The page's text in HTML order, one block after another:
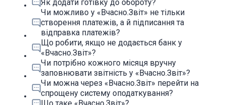
Як додати готівку до обороту?
Чи можливо у «Вчасно.Звіт» не тільки
створення платежів, а й підписання та
відправка платежів?
Що робити, якщо не додається банк у
«Вчасно.Звіт»?
Чи потрібно кожного місяця вручну
заповнювати звітність у «Вчасно.Звіт»?
Чи можна через «Вчасно.Звіт» перейти на
спрощену систему оподаткування?